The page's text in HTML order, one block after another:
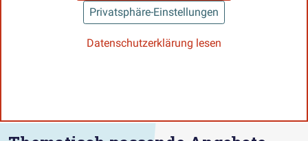
Privatsphäre-Einstellungen
Datenschutzerklärung lesen